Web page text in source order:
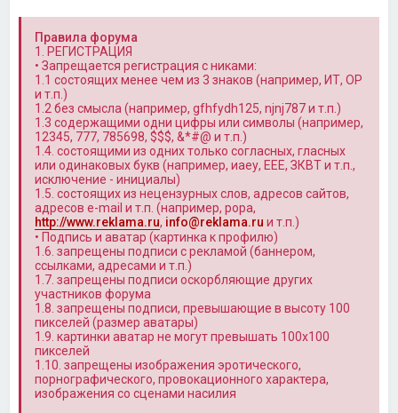
Правила форума
1. РЕГИСТРАЦИЯ
• Запрещается регистрация с никами:
1.1 состоящих менее чем из 3 знаков (например, ИТ, OP
и т.п.)
1.2 без смысла (например, gfhfydh125, njnj787 и т.п.)
1.3 содержащими одни цифры или символы (например,
12345, 777, 785698, $$$, &*#@ и т.п.)
1.4. состоящими из одних только согласных, гласных
или одинаковых букв (например, иаеу, ЕЕЕ, ЗКВТ и т.п.,
исключение - инициалы)
1.5. состоящих из нецензурных слов, адресов сайтов,
адресов e-mail и т.п. (например, popa,
http://www.reklama.ru, info@reklama.ru и т.п.)
• Подпись и аватар (картинка к профилю)
1.6. запрещены подписи с рекламой (баннером,
ссылками, адресами и т.п.)
1.7. запрещены подписи оскорбляющие других
участников форума
1.8. запрещены подписи, превышающие в высоту 100
пикселей (размер аватары)
1.9. картинки аватар не могут превышать 100x100
пикселей
1.10. запрещены изображения эротического,
порнографического, провокационного характера,
изображения со сценами насилия